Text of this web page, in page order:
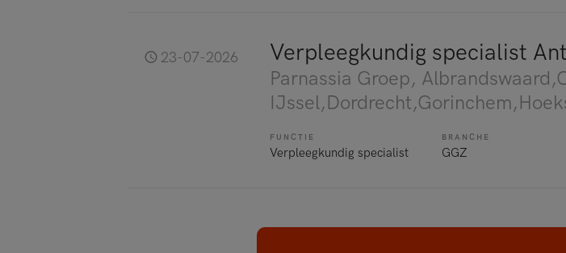
23-07-2026 Verpleegkundig specialist
Parnassia Groep,
FUNCTIE
Verpleegkundig specialist
BRANCHE
GGZ